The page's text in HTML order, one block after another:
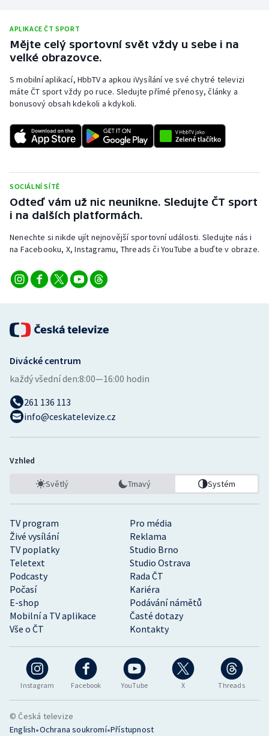
Plážový volejbal
Ragby
Rychlobruslení
Short track
Sportovní střelba
Stolní tenis
Triatlon
Vodní slalom
Volejbal
APLIKACE ČT SPORT
Mějte celý sportovní svět vždy u sebe i na
velké obrazovce.
S mobilní aplikací, HbbTV a apkou iVysílání ve své chytré televizi
máte ČT sport vždy po ruce. Sledujte přímé přenosy, články a
bonusový obsah kdekoli a kdykoli.
SOCIÁLNÍ SÍTĚ
Odteď vám už nic neunikne. Sledujte ČT sport
i na dalších platformách.
Nenechte si nikde ujít nejnovější sportovní události. Sledujte nás i
na Facebooku, X, Instagramu, Threads či YouTube a buďte v obraze.
Instagram Facebook YouTube X Threads
TV program
Pro média
Živé vysílání
Reklama
TV poplatky
Studio Brno
Teletext
Studio Ostrava
Podcasty
Rada ČT
Počasí
Kariéra
E-shop
Podávání námětů
Mobilní a TV aplikace
Časté dotazy
Vše o ČT
Kontakty
Divácké centrum
každý všední den:8:00—16:00 hodin
261 136 113
info@ceskatelevize.cz
Vzhled
Světlý Tmavý Systém
© Česká televize
English•Ochrana soukromí•Přístupnost